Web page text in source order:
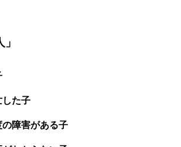
した子
障害がある子